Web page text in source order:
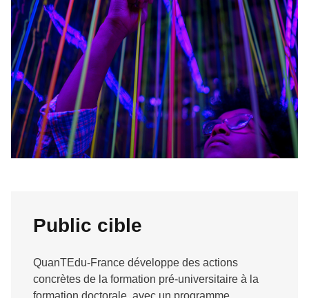
Public cible
QuanTEdu-France développe des actions
concrètes de la formation pré-universitaire à la
formation doctorale, avec un programme